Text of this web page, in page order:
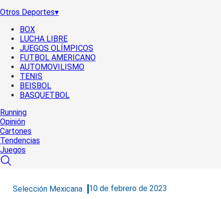
Otros Deportes▾
BOX
LUCHA LIBRE
JUEGOS OLÍMPICOS
FUTBOL AMERICANO
AUTOMOVILISMO
TENIS
BEISBOL
BASQUETBOL
Running
Opinión
Cartones
Tendencias
Juegos
Selección Mexicana 10 de febrero de 2023